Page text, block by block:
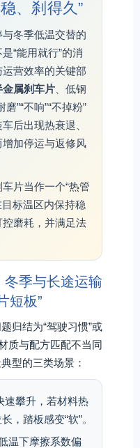
、刹得久”
冬季低温交替的
是“能用就行”的消
营效率的关键部
金属刹车片 、低钢
”“不响”“不掉粉”
后出现热衰退、
加停运与返修风
片当作一个“热管
标温区内保持稳
磨耗，并满足法
季与长途运输
短板”
归结为“驾驶习惯”或
质与配方匹配不当同
型的三类场景：
速攀升，若材料热
，踏板感变“软”。
温下摩擦系数偏